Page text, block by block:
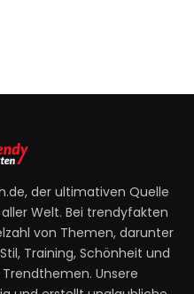
der ultimativen Quelle
Welt. Bei trendyfakten
von Themen, darunter
Training, Schönheit und
Unsere